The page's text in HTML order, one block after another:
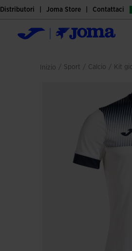
Distributori Joma Store Contattaci
Inizio / sport / calcio / kit